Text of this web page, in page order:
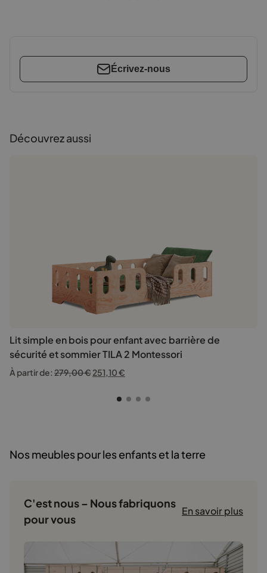
Écrivez-nous
Découvrez aussi
Lit simple en bois pour enfant avec barrière de
sécurité et sommier TILA 2 Montessori
À partir de: 279,00€Le
251,10€
actuel
Nos meubles pour les enfants et la terre
C'est nous – Nous fabriquons
pour vous
En savoir plus